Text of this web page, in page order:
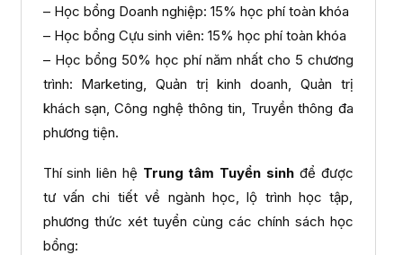
– Học bổng Doanh nghiệp: 15% học phí toàn khóa
– Học bổng Cựu sinh viên: 15% học phí toàn khóa
– Học bổng 50% học phí năm nhất cho 5 chương
trình: Marketing, Quản trị kinh doanh, Quản trị
khách sạn, Công nghệ thông tin, Truyền thông đa
phương tiện.
Thí sinh liên hệ Trung tâm Tuyển sinhđể được
tư vấn chi tiết về ngành học, lộ trình học tập,
phương thức xét tuyển cùng các chính sách học
bổng: